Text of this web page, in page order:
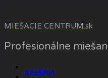
content
MIEŠACIE CENTRUM.sk
Profesionálne
GALÉRIA